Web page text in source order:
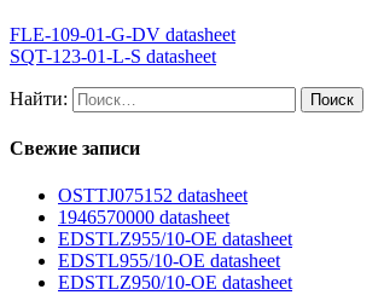
FLE-109-01-G-DV datasheet
SQT-123-01-L-S datasheet
Найти:
Свежие записи
OSTTJ075152 datasheet
1946570000 datasheet
EDSTLZ955/10-OE datasheet
EDSTL955/10-OE datasheet
EDSTLZ950/10-OE datasheet